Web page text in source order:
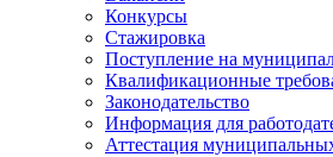
Конкурсы
Стажировка
Поступление на
Квалификационные
Законодательство
Информация для
Аттестация